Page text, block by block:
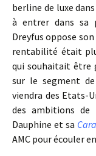
berline de luxe
à entrer dans sa
Dreyfus oppose
rentabilité était
qui souhaitait être
sur le segment
viendra des Etats-
des ambitions de
Dauphine et sa
AMC pour écouler